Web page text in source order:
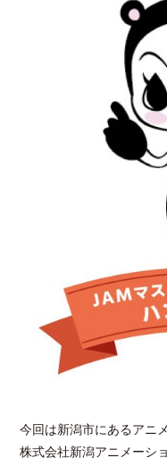
今回は新潟市にあるアニ
株式会社新潟アニメーシ